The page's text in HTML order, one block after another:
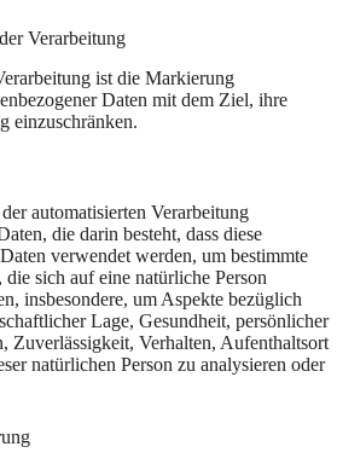
Verarbeitung
ist die Markierung
Daten mit dem Ziel, ihre
einzuschränken.
automatisierten Verarbeitung
die darin besteht, dass diese
verwendet werden, um bestimmte
sich auf eine natürliche Person
insbesondere, um Aspekte bezüglich
Lage, Gesundheit, persönlicher
Zuverlässigkeit, Verhalten, Aufenthaltsort
natürlichen Person zu analysieren oder